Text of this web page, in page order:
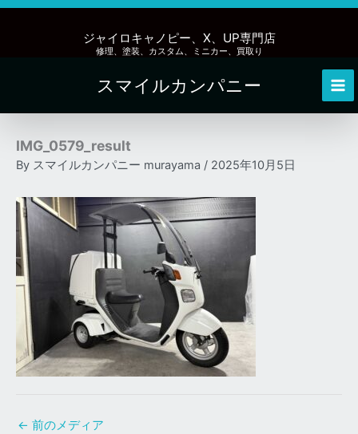
内
ッ
ジャイロキャノピー、X、UP専門店
修理、塗装、カスタム、ミニカー、買取り
スマイルカンパニー
IMG_0579_result
By スマイルカンパニー murayama / 2025年10月5日
← 前のメディア